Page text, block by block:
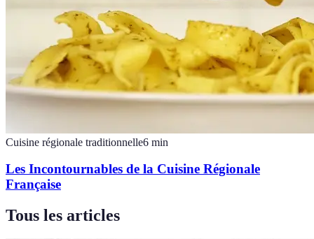
Cuisine régionale traditionnelle6 min
Les Incontournables de la Cuisine Régionale
Française
Tous les articles